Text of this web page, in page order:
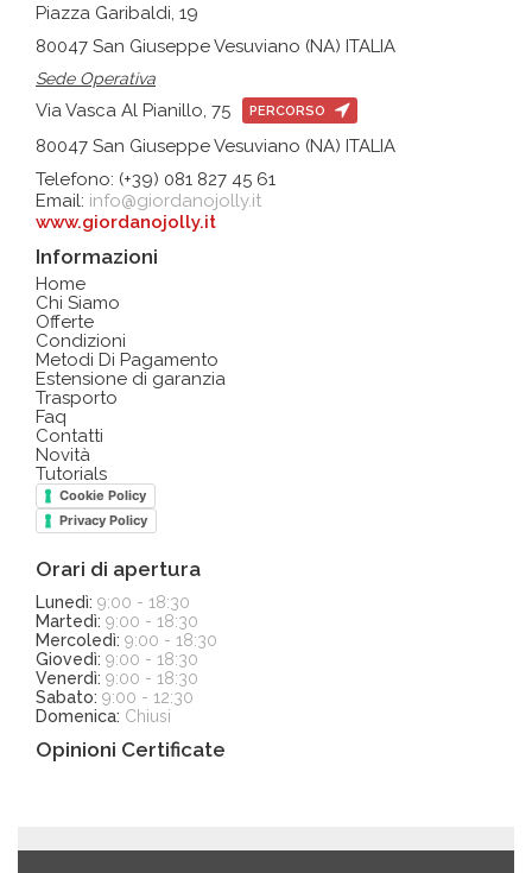
Piazza Garibaldi, 19
80047 San Giuseppe Vesuviano (NA) ITALIA
Sede Operativa
Via Vasca Al Pianillo, 75 PERCORSO
80047 San Giuseppe Vesuviano (NA) ITALIA
Telefono: (+39) 081 827 45 61
Email: info@giordanojolly.it
www.giordanojolly.it
Informazioni
Home
Chi Siamo
Offerte
Condizioni
Metodi Di Pagamento
Estensione di garanzia
Trasporto
Faq
Contatti
Novità
Tutorials
Cookie Policy
Privacy Policy
Orari di apertura
Lunedì: 9:00 - 18:30
Martedì: 9:00 - 18:30
Mercoledì: 9:00 - 18:30
Giovedì: 9:00 - 18:30
Venerdì: 9:00 - 18:30
Sabato: 9:00 - 12:30
Domenica: Chiusi
Opinioni Certificate